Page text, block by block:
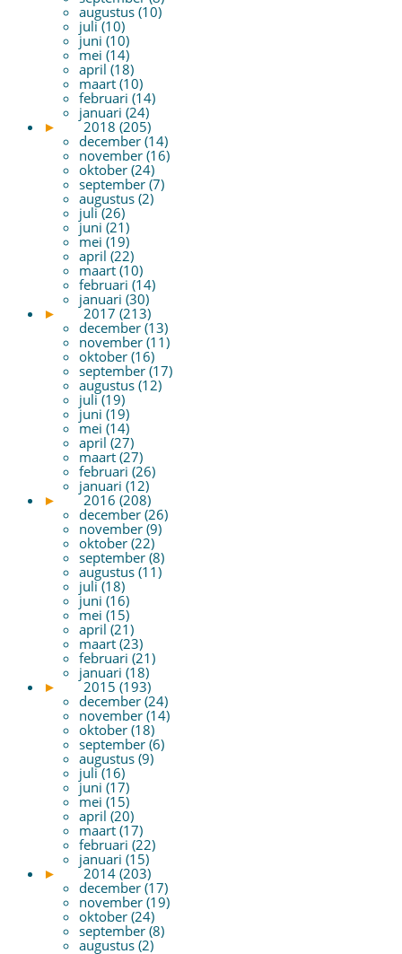
augustus (10)
juli (10)
juni (10)
mei (14)
april (18)
maart (10)
februari (14)
januari (24)
►
2018 (205)
december (14)
november (16)
oktober (24)
september (7)
augustus (2)
juli (26)
juni (21)
mei (19)
april (22)
maart (10)
februari (14)
januari (30)
►
2017 (213)
december (13)
november (11)
oktober (16)
september (17)
augustus (12)
juli (19)
juni (19)
mei (14)
april (27)
maart (27)
februari (26)
januari (12)
►
2016 (208)
december (26)
november (9)
oktober (22)
september (8)
augustus (11)
juli (18)
juni (16)
mei (15)
april (21)
maart (23)
februari (21)
januari (18)
►
2015 (193)
december (24)
november (14)
oktober (18)
september (6)
augustus (9)
juli (16)
juni (17)
mei (15)
april (20)
maart (17)
februari (22)
januari (15)
►
2014 (203)
december (17)
november (19)
oktober (24)
september (8)
augustus (2)